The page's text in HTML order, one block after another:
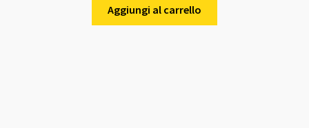
originale
era:
attuale
è:
Aggiungi al carrello